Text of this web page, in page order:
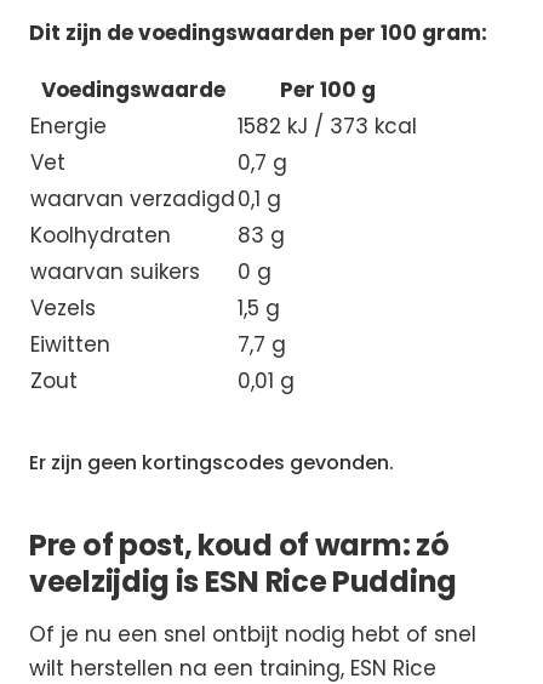
Dit zijn de voedingswaarden per 100 gram:
Voedingswaarde
Per 100 g
Energie
1582 kJ / 373 kcal
Vet
0,7 g
waarvan verzadigd0,1 g
Koolhydraten
83 g
waarvan suikers
0 g
Vezels
1,5 g
Eiwitten
7,7 g
Zout
0,01 g
Er zijn geen kortingscodes gevonden.
Pre of post, koud of warm: zó
veelzijdig is ESN Rice Pudding
Of je nu een snel ontbijt nodig hebt of snel
wilt herstellen na een training, ESN Rice